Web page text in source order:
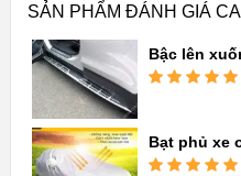
SẢN PHẨM ĐÁNH GIÁ
Bậc lên
Bạt phủ xe